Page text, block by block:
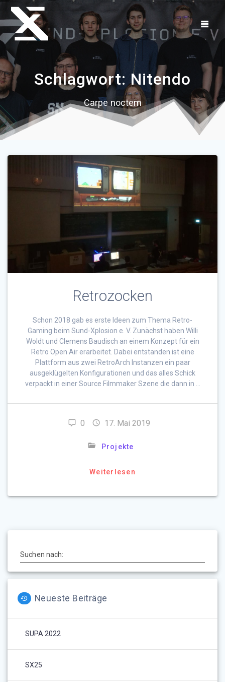
Zum
springen
Schlagwort:Nitendo
Carpe noctem
Retrozocken
Schon 2018 gab es erste Ideen zum Thema Retro-
Gaming beim Sund-Xplosion e. V. Zunächst haben Willi
Woldt und Clemens Baudisch an einem Konzept für ein
Retro Open Air erarbeitet. Dabei entstanden ist eine
Plattform aus zwei RetroArch Instanzen ein paar
ausgeklügelten Konfigurationen und das alles Schick
verpackt in einer Source Filmmaker Szene die dann in …
0 17. Mai 2019
Projekte
Weiterlesen
Suchen nach:
Neueste Beiträge
SUPA 2022
SX25